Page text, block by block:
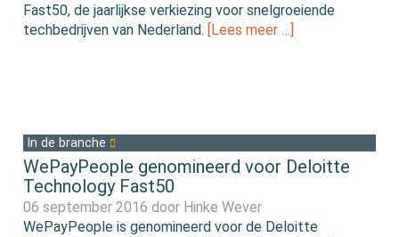
Fast50, de jaarlijkse verkiezing voor snelgroeiende
techbedrijven van Nederland. [Lees meer …]
In de branche
WePayPeople genomineerd voor Deloitte
Technology Fast50
06 september 2016 door Hinke Wever
WePayPeople is genomineerd voor de Deloitte